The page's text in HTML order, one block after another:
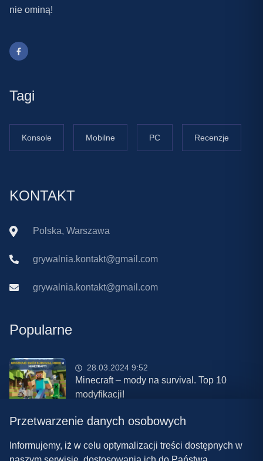
nie ominą!
Tagi
Konsole Mobilne PC Recenzje
KONTAKT
Polska, Warszawa
grywalnia.kontakt@gmail.com
grywalnia.kontakt@gmail.com
Popularne
28.03.2024 9:52
Minecraft – mody na survival. Top 10
modyfikacji!
08.03.2024 13:28
Najlepsze mody do ETS 2 w 2024 roku –
nowa paczka!
Przetwarzenie danych osobowych
Informujemy, iż w celu optymalizacji treści dostępnych w